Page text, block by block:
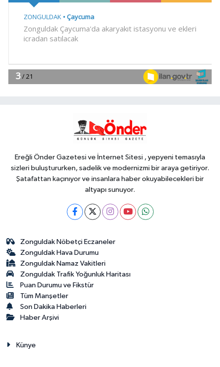
09:15Rize Yaşayan Miras Şöleni
09:09 Siyasetçilere taş çıkartan
Vali
Ereğli Önder Gazetesi ve İnternet Sitesi , yepyeni temasıyla
sizleri buluştururken, sadelik ve modernizmi bir araya getiriyor.
Şatafattan kaçınıyor ve insanlara haber okuyabilecekleri bir
altyapı sunuyor.
Zonguldak Nöbetçi Eczaneler
Zonguldak Hava Durumu
Zonguldak Namaz Vakitleri
Zonguldak Trafik Yoğunluk Haritası
Puan Durumu ve Fikstür
Tüm Manşetler
Son Dakika Haberleri
Haber Arşivi
Künye